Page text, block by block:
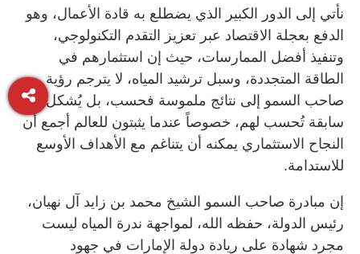
نأتي إلى الدور الكبير الذي يضطلع به قادة الأعمال، وهو
الدفع بعجلة الاقتصاد عبر تعزيز التقدم التكنولوجي،
وتنفيذ أفضل الممارسات، حيث إن استثمارهم في
الطاقة المتجددة، وسبل ترشيد المياه، لا يترجم رؤية
صاحب السمو إلى نتائج ملموسة فحسب، بل يُشكل أيضاً
سابقة تُحسب لهم، خصوصاً عندما يثبتون للعالم أجمع أن
النجاح الاستثماري يمكنه أن يتناغم مع الأهداف الأوسع
للاستدامة.
إن مبادرة صاحب السمو الشيخ محمد بن زايد آل نهيان،
رئيس الدولة، حفظه الله، لمواجهة ندرة المياه ليست
مجرد شهادة على ريادة دولة الإمارات في جهود